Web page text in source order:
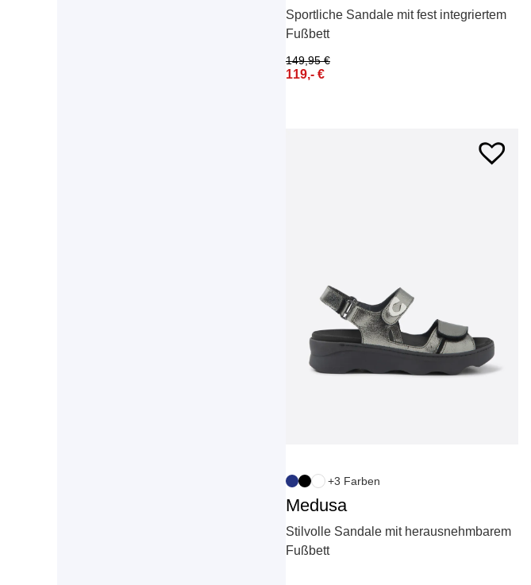
Sportliche Sandale mit fest integriertem
Fußbett
149,95€
119,- €
+3 Farben
Medusa
Stilvolle Sandale mit herausnehmbarem
Fußbett